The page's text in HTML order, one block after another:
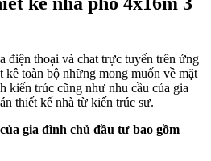
điện thoại và chat trực tuyến trên ứng
kê toàn bộ những mong muốn về mặt
kiến trúc cũng như nhu cầu của gia
thiết kế nhà từ kiến trúc sư.
gia đình chủ đầu tư bao gồm